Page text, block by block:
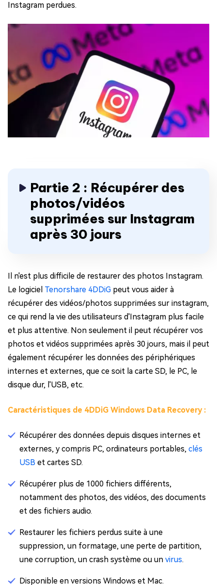
Instagram perdues.
Partie 2 : Récupérer des
photos/vidéos
supprimées sur Instagram
après 30 jours
Il n'est plus difficile de restaurer des photos Instagram.
Le logiciel Tenorshare 4DDiG peut vous aider à
récupérer des vidéos/photos supprimées sur instagram,
ce qui rend la vie des utilisateurs d'Instagram plus facile
et plus attentive. Non seulement il peut récupérer vos
photos et vidéos supprimées après 30 jours, mais il peut
également récupérer les données des périphériques
internes et externes, que ce soit la carte SD, le PC, le
disque dur, l'USB, etc.
Caractéristiques de 4DDiG Windows Data Recovery :
Récupérer des données depuis disques internes et
externes, y compris PC, ordinateurs portables, clés
USB et cartes SD.
Récupérer plus de 1000 fichiers différents,
notamment des photos, des vidéos, des documents
et des fichiers audio.
Restaurer les fichiers perdus suite à une
suppression, un formatage, une perte de partition,
une corruption, un crash système ou un virus.
Disponible en versions Windows et Mac.